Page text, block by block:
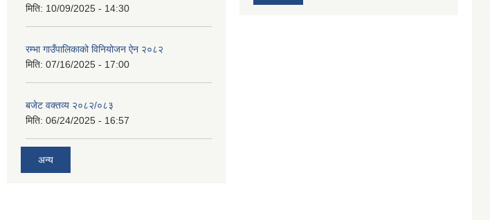
मिति: 10/09/2025 - 14:30
रम्भा गाउँपालिकाको विनियोजन ऐन २०८२
मिति: 07/16/2025 - 17:00
बजेट वक्तव्य २०८२/०८३
मिति: 06/24/2025 - 16:57
अन्य